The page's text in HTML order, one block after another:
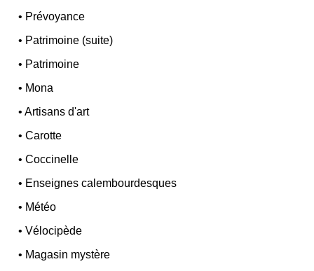
• Prévoyance
• Patrimoine (suite)
• Patrimoine
• Mona
•Artisans d'art
•Carotte
•Coccinelle
• Enseignes calembourdesques
• Météo
•Vélocipède
• Magasin mystère